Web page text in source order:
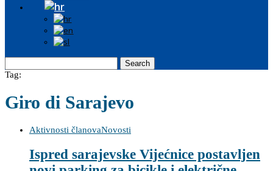
Search
Tag:
Giro di Sarajevo
Aktivnosti članovaNovosti
Ispred sarajevske Vijećnice postavljen